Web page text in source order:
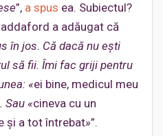
”, a spus ea. Subiectul?
a adăugat că
în jos. Că dacă nu ești
să fii. Îmi fac griji pentru
«ei bine, medicul meu
Sau «cineva cu un
și a tot întrebat»”.